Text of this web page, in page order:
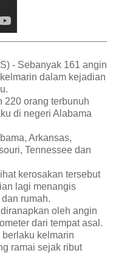
- Sebanyak 161 angin
dalam kejadian
220 orang terbunuh
di negeri Alabama
Arkansas,
Tennessee dan
kerosakan tersebut
lagi menangis
rumah.
oleh angin
dari tempat asal.
kelmarin
ramai sejak ribut